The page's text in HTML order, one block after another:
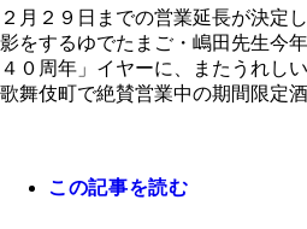
２月２９日までの営業延長が決定
影をするゆでたまご・嶋田先生今
４０周年」イヤーに、またうれし
歌舞伎町で絶賛営業中の期間限定
この記事を読む